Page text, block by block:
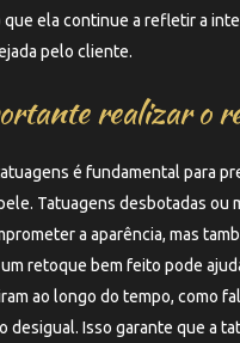
ela continue a refletir a
pelo cliente.
realizar o
é fundamental para
Tatuagens desbotadas ou
a aparência, mas
retoque bem feito pode
ao longo do tempo, como
desigual. Isso garante que a